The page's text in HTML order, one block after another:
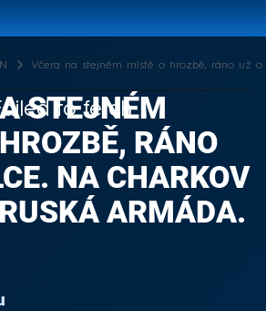
Včera na stejném místě o hrozbě, ráno už
to fetch
STEJNÉM
RÁNO
NA CHARKOV
ARMÁDA.